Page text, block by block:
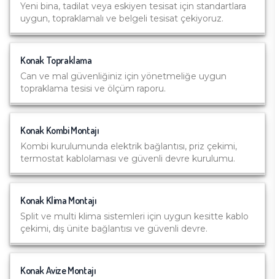
Yeni bina, tadilat veya eskiyen tesisat için standartlara
uygun, topraklamalı ve belgeli tesisat çekiyoruz.
Konak Topraklama
Can ve mal güvenliğiniz için yönetmeliğe uygun
topraklama tesisi ve ölçüm raporu.
Konak Kombi Montajı
Kombi kurulumunda elektrik bağlantısı, priz çekimi,
termostat kablolaması ve güvenli devre kurulumu.
Konak Klima Montajı
Split ve multi klima sistemleri için uygun kesitte kablo
çekimi, dış ünite bağlantısı ve güvenli devre.
KonakAvize Montajı